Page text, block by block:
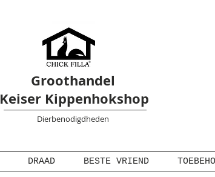
Groothandel
Keiser Kippenhokshop
Dierbenodigdheden
DRAAD BESTE VRIEND